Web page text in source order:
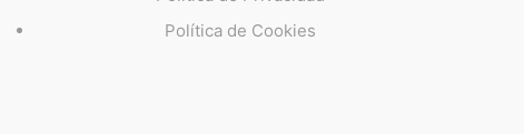
Política de Cookies